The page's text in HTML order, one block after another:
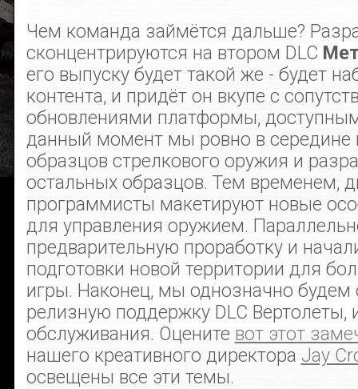
Чем команда займётся дальше?
сконцентрируются на втором DLC
его выпуску будет такой же - будет
контента, и придёт он вкупе с
обновлениями платформы,
данный момент мы ровно в середине
образцов стрелкового оружия и
остальных образцов. Тем временем,
программисты макетируют новые
для управления оружием.
предварительную проработку и
подготовки новой территории для
игры. Наконец, мы однозначно будем
релизную поддержку DLC
обслуживания. Оцените вот этот
нашего креативного директора Jay
освещены все эти темы.